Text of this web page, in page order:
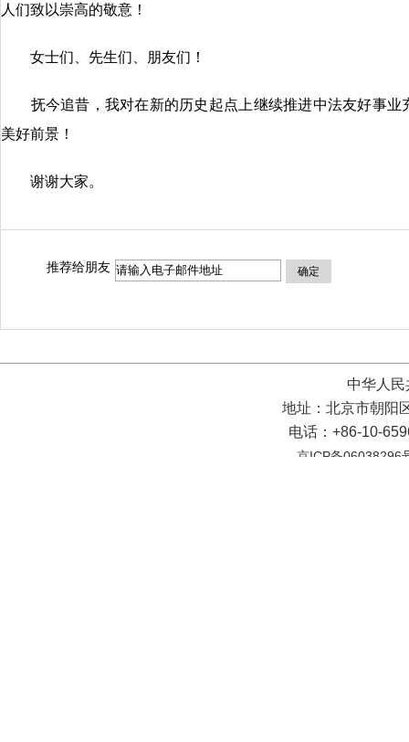
人们致以崇高的敬意！
女士们、先生们、朋友们！
抚今追昔，我对在新的历史起点上继续推进中法友好事业
美好前景！
谢谢大家。
推荐给朋友 确定
中华人
地址：北京市朝阳
电话：+86-10-
京ICP备06038296